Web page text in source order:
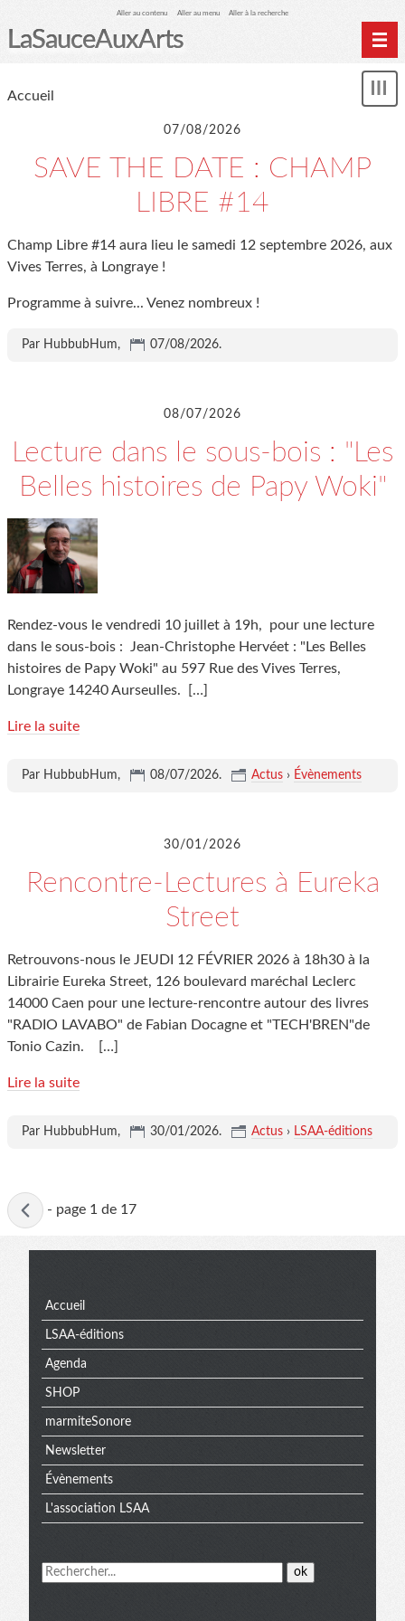
Aller au contenu Aller au menu Aller à la recherche
LaSauceAuxArts
Agenda
SHOP
marmiteSonore
Accueil
07/08/2026
SAVE THE DATE : CHAMP
LIBRE #14
Champ Libre #14 aura lieu le samedi 12 septembre 2026, aux
Vives Terres, à Longraye !
Programme à suivre... Venez nombreux !
Par HubbubHum, 07/08/2026.
08/07/2026
Lecture dans le sous-bois : "Les
Belles histoires de Papy Woki"
Rendez-vous le vendredi 10 juillet à 19h, pour une lecture
dans le sous-bois : Jean-Christophe Hervéet : "Les Belles
histoires de Papy Woki" au 597 Rue des Vives Terres,
Longraye 14240 Aurseulles.
[…]
Lire la suite
Par HubbubHum, 08/07/2026. Actus› Évènements
30/01/2026
Rencontre-Lectures à Eureka
Street
Retrouvons-nous le JEUDI 12 FÉVRIER 2026 à 18h30 à la
Librairie Eureka Street, 126 boulevard maréchal Leclerc
14000 Caen pour une lecture-rencontre autour des livres
"RADIO LAVABO" de Fabian Docagne et "TECH'BREN"de
Tonio Cazin.
[…]
Lire la suite
Par HubbubHum, 30/01/2026. Actus› LSAA-éditions
- page 1 de 17
Menu
Accueil
LSAA-éditions
Agenda
SHOP
marmiteSonore
Newsletter
Évènements
L'association LSAA